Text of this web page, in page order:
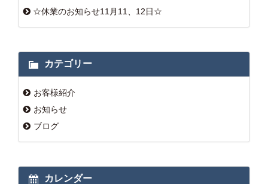
☆休業のお知らせ11月11、12日☆
カテゴリー
お客様紹介
お知らせ
ブログ
カレンダー